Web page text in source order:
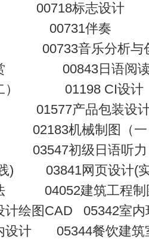
00718标志设计
伴奏
00733音乐分析与
赏 00843日语阅读
二） 01198 CI设计
产品包装设计
机械制图（一
初级日语听力
践) 03841网页设计(
法 04052建筑工程制
计绘图CAD 05342室内
设计 05344餐饮建筑